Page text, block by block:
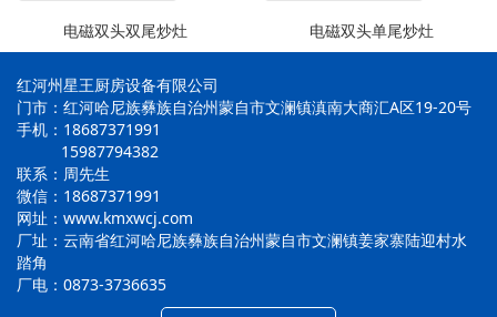
电磁双头双尾炒灶 电磁双头单尾炒灶
红河州星王厨房设备有限公司
门市：红河哈尼族彝族自治州蒙自市文澜镇滇南大商汇A区19-20号
手机：18687371991
15987794382
联系：周先生
微信：18687371991
网址：www.kmxwcj.com
厂址：云南省红河哈尼族彝族自治州蒙自市文澜镇姜家寨陆迎村水
踏角
厂电：0873-3736635